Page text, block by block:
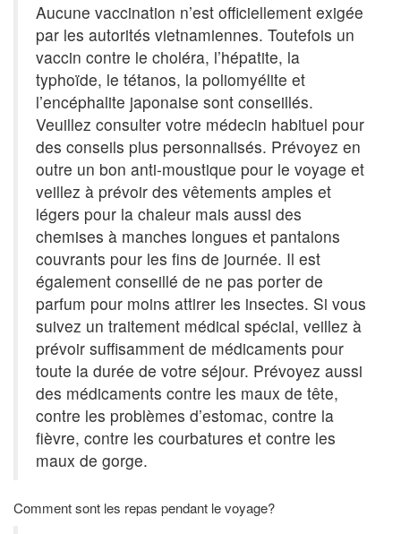
Aucune vaccination n’est officiellement exigée
par les autorités vietnamiennes. Toutefois un
vaccin contre le choléra, l’hépatite, la
typhoïde, le tétanos, la poliomyélite et
l’encéphalite japonaise sont conseillés.
Veuillez consulter votre médecin habituel pour
des conseils plus personnalisés. Prévoyez en
outre un bon anti-moustique pour le voyage et
veillez à prévoir des vêtements amples et
légers pour la chaleur mais aussi des
chemises à manches longues et pantalons
couvrants pour les fins de journée. Il est
également conseillé de ne pas porter de
parfum pour moins attirer les insectes. Si vous
suivez un traitement médical spécial, veillez à
prévoir suffisamment de médicaments pour
toute la durée de votre séjour. Prévoyez aussi
des médicaments contre les maux de tête,
contre les problèmes d’estomac, contre la
fièvre, contre les courbatures et contre les
maux de gorge.
Comment sont les repas pendant le voyage?